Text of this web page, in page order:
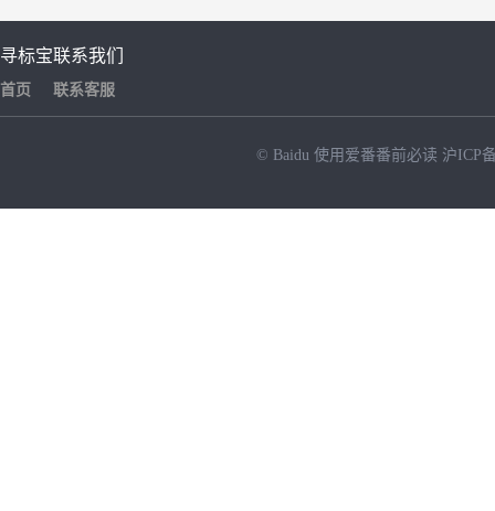
寻标宝
首页
联系我们
联系客服
© Baidu 使用爱番番前必读 沪ICP